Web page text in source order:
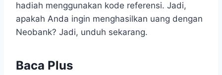
hadiah menggunakan kode referensi. Jadi,
apakah Anda ingin menghasilkan uang dengan
Neobank? Jadi, unduh sekarang.
Baca Plus